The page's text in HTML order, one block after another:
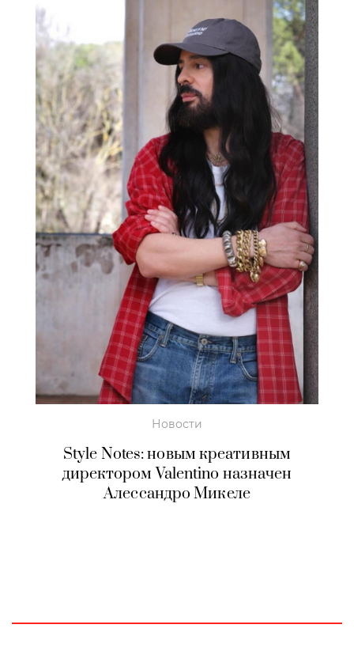
Новости
Style Notes: новым креативным
директором Valentino назначен
Алессандро Микеле